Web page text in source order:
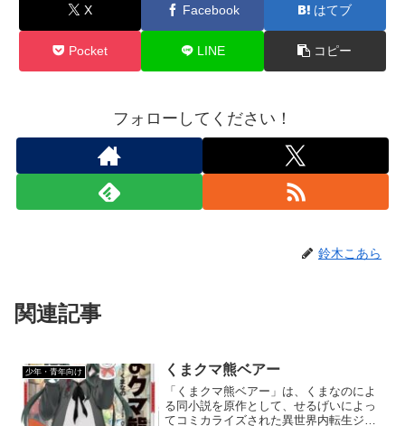
X Facebook はてブ
Pocket LINE コピー
フォローしてください！
鈴木こあら
関連記事
少年・青年向け くまクマ熊ベアー
「くまクマ熊ベアー」は、くまなのによ
る同小説を原作として、せるげいによっ
てコミカライズされた異世界内転生ジャ